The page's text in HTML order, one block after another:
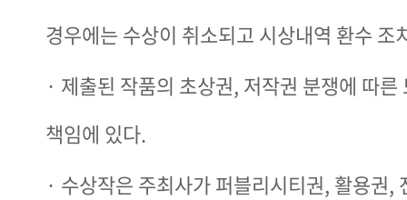
경우에는 수상이 취소되고 시상내역 환수 조
· ​제출된 작품의 초상권, 저작권 분쟁에 따
책임에 있다.
· 수상작은 주최사가 퍼블리시티권, 활용권,